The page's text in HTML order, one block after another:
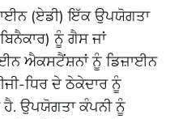
(ਏਡੀ) ਇੱਕ ਉਪਯੋਗਤਾ
ਨੂੰ ਗੈਸ ਜਾਂ
ਐਕਸਟੈਂਸ਼ਨਾਂ ਨੂੰ ਡਿਜ਼ਾਈਨ
ਧਿਰ ਦੇ ਠੇਕੇਦਾਰ ਨੂੰ
ਉਪਯੋਗਤਾ ਕੰਪਨੀ ਨੂੰ